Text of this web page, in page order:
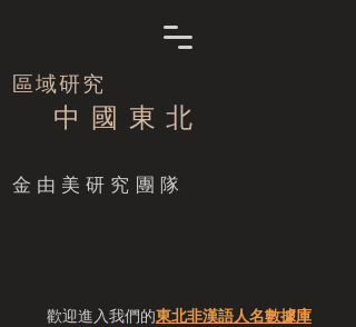
區域研究
中 國 東 北
​金由美研究團隊
歡迎進入我們的東北非漢語人名數據庫